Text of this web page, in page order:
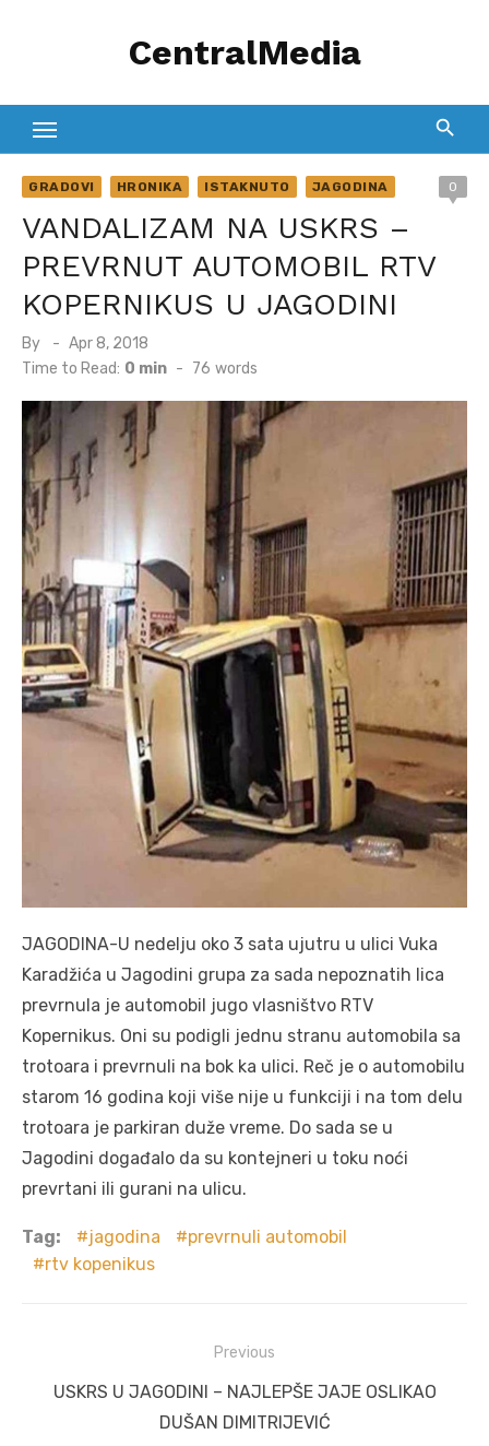
CentralMedia
GRADOVI HRONIKA ISTAKNUTO JAGODINA 0
VANDALIZAM NA USKRS –
PREVRNUT AUTOMOBIL RTV
KOPERNIKUS U JAGODINI
By
Posted
on
Apr 8, 2018
Time to Read: 0 min - 76 words
JAGODINA-U nedelju oko 3 sata ujutru u ulici Vuka
Karadžića u Jagodini grupa za sada nepoznatih lica
prevrnula je automobil jugo vlasništvo RTV
Kopernikus. Oni su podigli jednu stranu automobila sa
trotoara i prevrnuli na bok ka ulici. Reč je o automobilu
starom 16 godina koji više nije u funkciji i na tom delu
trotoara je parkiran duže vreme. Do sada se u
Jagodini događalo da su kontejneri u toku noći
prevrtani ili gurani na ulicu.
Tag: jagodina
prevrnuli automobil
rtv kopenikus
navigation
Previous
Previous
USKRS U JAGODINI – NAJLEPŠE JAJE OSLIKAO
DUŠAN DIMITRIJEVIĆ